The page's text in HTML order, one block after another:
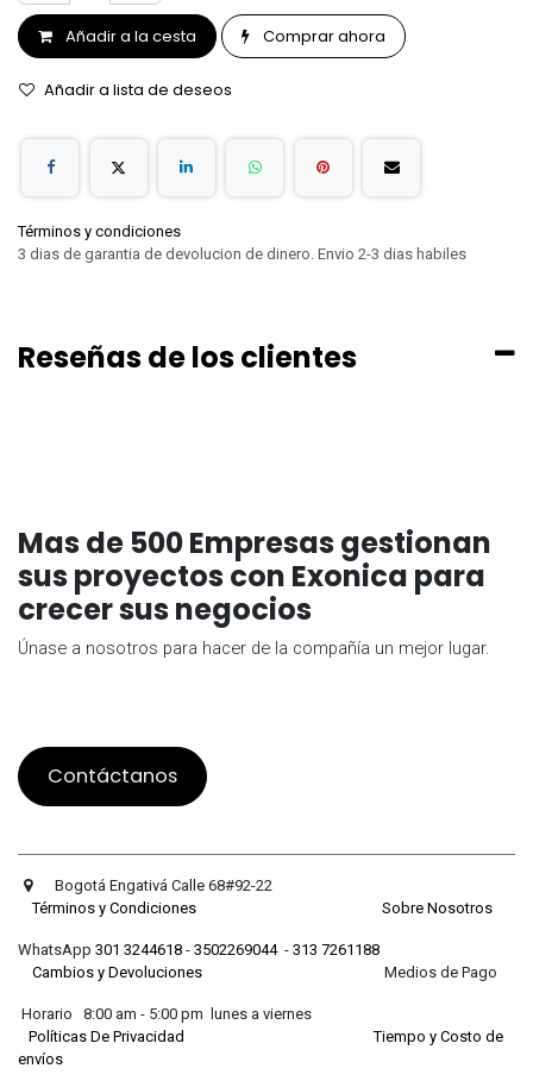
Añadir a la cesta Comprar ahora
Añadir a lista de deseos
Términos y condiciones
3 dias de garantia de devolucion de dinero. Envio 2-3 dias habiles
Reseñas de los clientes
Mas de 500 Empresas gestionan
sus proyectos con Exonica para
crecer sus negocios
Únase a nosotros para hacer de la compañía un mejor lugar.
Contáctanos
Bogotá Engativá Calle 68#92-22
Términos y Condiciones
Sobre Nosotros
WhatsApp 301 3244618 - 3502269044- 313 7261188
Cambios y Devoluciones Medios de Pago
Horario 8:00 am - 5:00 pm lunes a viernes
Políticas De Privacidad
Tiempo y Costo de
envíos